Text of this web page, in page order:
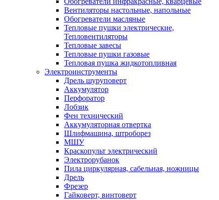
Вентиляторы настольные, напольные
Обогреватели масляные
Тепловые пушки электрические,
Тепловентиляторы
Тепловые завесы
Тепловые пушки газовые
Тепловая пушка жидкотопливная
Электроинструменты
Дрель шуруповерт
Аккумулятор
Перфоратор
Лобзик
Фен технический
Аккумуляторная отвертка
Шлифмашина, штроборез
МШУ
Краскопульт электрический
Электрорубанок
Пила циркулярная, сабельная, ножницы
Дрель
Фрезер
Гайковерт, винтоверт